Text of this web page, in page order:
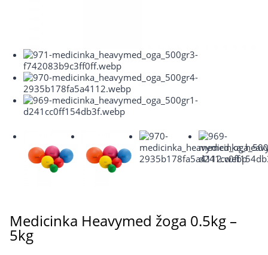
Medicinka Heavymed žoga 0.5kg –
5kg